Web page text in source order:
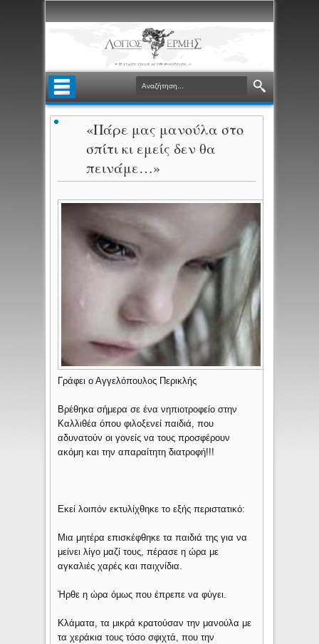
«Πάρε μας μανούλα στο
σπίτι κι εμείς δεν θα
πεινάμε…»
Γράφει ο Αγγελόπουλος Περικλής
Βρέθηκα σήμερα σε ένα νηπιοτροφείο στην
Καλλιθέα όπου φιλοξενεί παιδιά, που
αδυνατούν οι γονείς να τους προσφέρουν
ακόμη και την απαραίτητη διατροφή!!!
Εκεί λοιπόν εκτυλίχθηκε το εξής περιστατικό:
Μια μητέρα επισκέφθηκε τα παιδιά της για να
μείνει λίγο μαζί τους, πέρασε η ώρα με
αγκαλιές χαρές και παιχνίδια.
Ήρθε η ώρα όμως που έπρεπε να φύγει.
Κλάματα, τα μικρά κρατούσαν την μανούλα με
τα χεράκια τους τόσο σφιχτά, που την